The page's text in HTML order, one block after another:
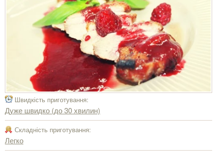
Швидкість приготування:
Дуже швидко (до 30 хвилин)
Складність приготування:
Легко